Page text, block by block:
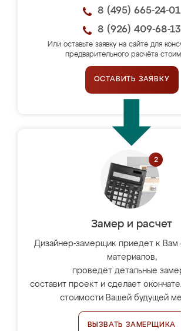
8 (495) 665-24-01
8 (926) 409-68-13
Или оставьте заявку на сайте для
предварительного расчёта
ОСТАВИТЬ ЗАЯВКУ
Замер и расчет
Дизайнер-замерщик приедет к Вам
материалов,
проведёт детальные
составит проект и сделает
стоимости Вашей будущей
ВЫЗВАТЬ ЗАМЕРЩИКА